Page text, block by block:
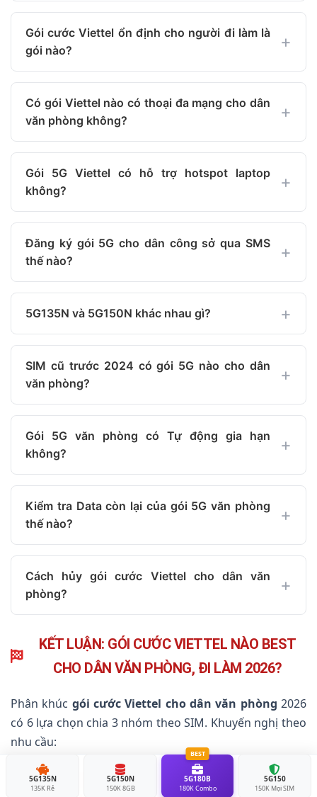
Gói cước Viettel ổn định cho người đi làm là
gói nào?
Có gói Viettel nào có thoại đa mạng cho dân
văn phòng không?
Gói 5G Viettel có hỗ trợ hotspot laptop
không?
Đăng ký gói 5G cho dân công sở qua SMS
thế nào?
5G135N và 5G150N khác nhau gì?
SIM cũ trước 2024 có gói 5G nào cho dân
văn phòng?
Gói 5G văn phòng có Tự động gia hạn
không?
Kiểm tra Data còn lại của gói 5G văn phòng
thế nào?
Cách hủy gói cước Viettel cho dân văn
phòng?
KẾT LUẬN: GÓI CƯỚC VIETTEL NÀO BEST
CHO DÂN VĂN PHÒNG, ĐI LÀM 2026?
Phân khúc gói cước Viettel cho dân văn phòng 2026
có 6 lựa chọn chia 3 nhóm theo SIM. Khuyến nghị theo
nhu cầu:
SIM mới 2025+ — không gọi nhiều, chỉ data
5G135N
135K Rẻ
5G150N
150K 8GB
BEST
5G180B
180K Combo
5G150
150K Mọi SIM